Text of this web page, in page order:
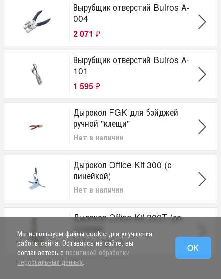
Вырубщик отверстий Bulros A-
004
2 071 ₽
Вырубщик отверстий Bulros A-
101
1 595 ₽
Дырокол FGK для бэйджей
ручной "клещи"
Нет в наличии
Дырокол Office Kit 300 (с
линейкой)
Нет в наличии
Дырокол Office Kit 300T (со
Нет в наличии
Мы используем файлы cookie для улучшения
работы сайта. Оставаясь на сайте, вы
соглашаетесь с политикой обработки
персональных данных.
OK